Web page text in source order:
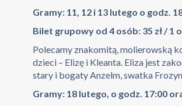
Gramy: 11, 12 i 13 lutego o godz.
Bilet grupowy od 4 osób: 35 zł / 1
Polecamy znakomitą, molierowską
dzieci – Elizę i Kleanta. Eliza jest
stary i bogaty Anzelm, swatka
Gramy: 18 lutego, o godz. 17:00